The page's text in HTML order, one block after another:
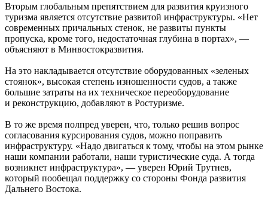
Вторым глобальным препятствием для развития круизного
туризма является отсутствие развитой инфраструктуры. «Нет
современных причальных стенок, не развиты пункты
пропуска, кроме того, недостаточная глубина в портах», —
объясняют в Минвостокразвития.
На это накладывается отсутствие оборудованных «зеленых
стоянок», высокая степень изношенности судов, а также
большие затраты на их техническое переоборудование
и реконструкцию, добавляют в Ростуризме.
В то же время полпред уверен, что, только решив вопрос
согласования курсирования судов, можно поправить
инфраструктуру. «Надо двигаться к тому, чтобы на этом рынке
наши компании работали, наши туристические суда. А тогда
возникнет инфраструктура», — уверен Юрий Трутнев,
который пообещал поддержку со стороны Фонда развития
Дальнего Востока.